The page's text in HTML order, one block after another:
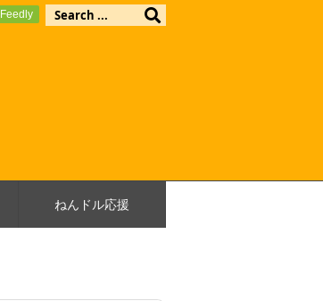
ねんドル応援
Feedly